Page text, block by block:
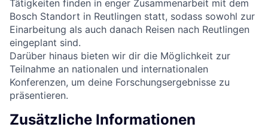
Tätigkeiten finden in enger Zusammenarbeit mit dem
Bosch Standort in Reutlingen statt, sodass sowohl zur
Einarbeitung als auch danach Reisen nach Reutlingen
eingeplant sind.
Darüber hinaus bieten wir dir die Möglichkeit zur
Teilnahme an nationalen und internationalen
Konferenzen, um deine Forschungsergebnisse zu
präsentieren.
Zusätzliche Informationen